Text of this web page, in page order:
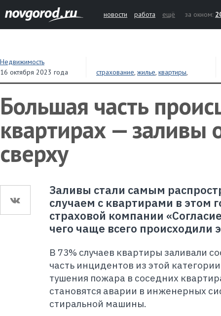
новости работа ещё за окном:
Недвижимость
16 октября 2023 года
страхование, жилье, квартиры,
недвижимость
Большая часть
квартирах — заливы
сверху
Заливы стали самым
случаем с квартирами в этом
страховой компании
чего чаще всего происходили
В 73% случаев квартиры заливали
часть инцидентов из этой
тушения пожара в соседних
становятся аварии в инженерных
стиральной машины.